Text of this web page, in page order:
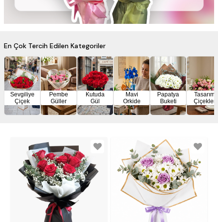
En Çok Tercih Edilen Kategoriler
Sevgiliye
Çiçek
Pembe
Güller
Kutuda
Gül
Mavi
Orkide
Papatya
Buketi
Tasarım
Çiçekler